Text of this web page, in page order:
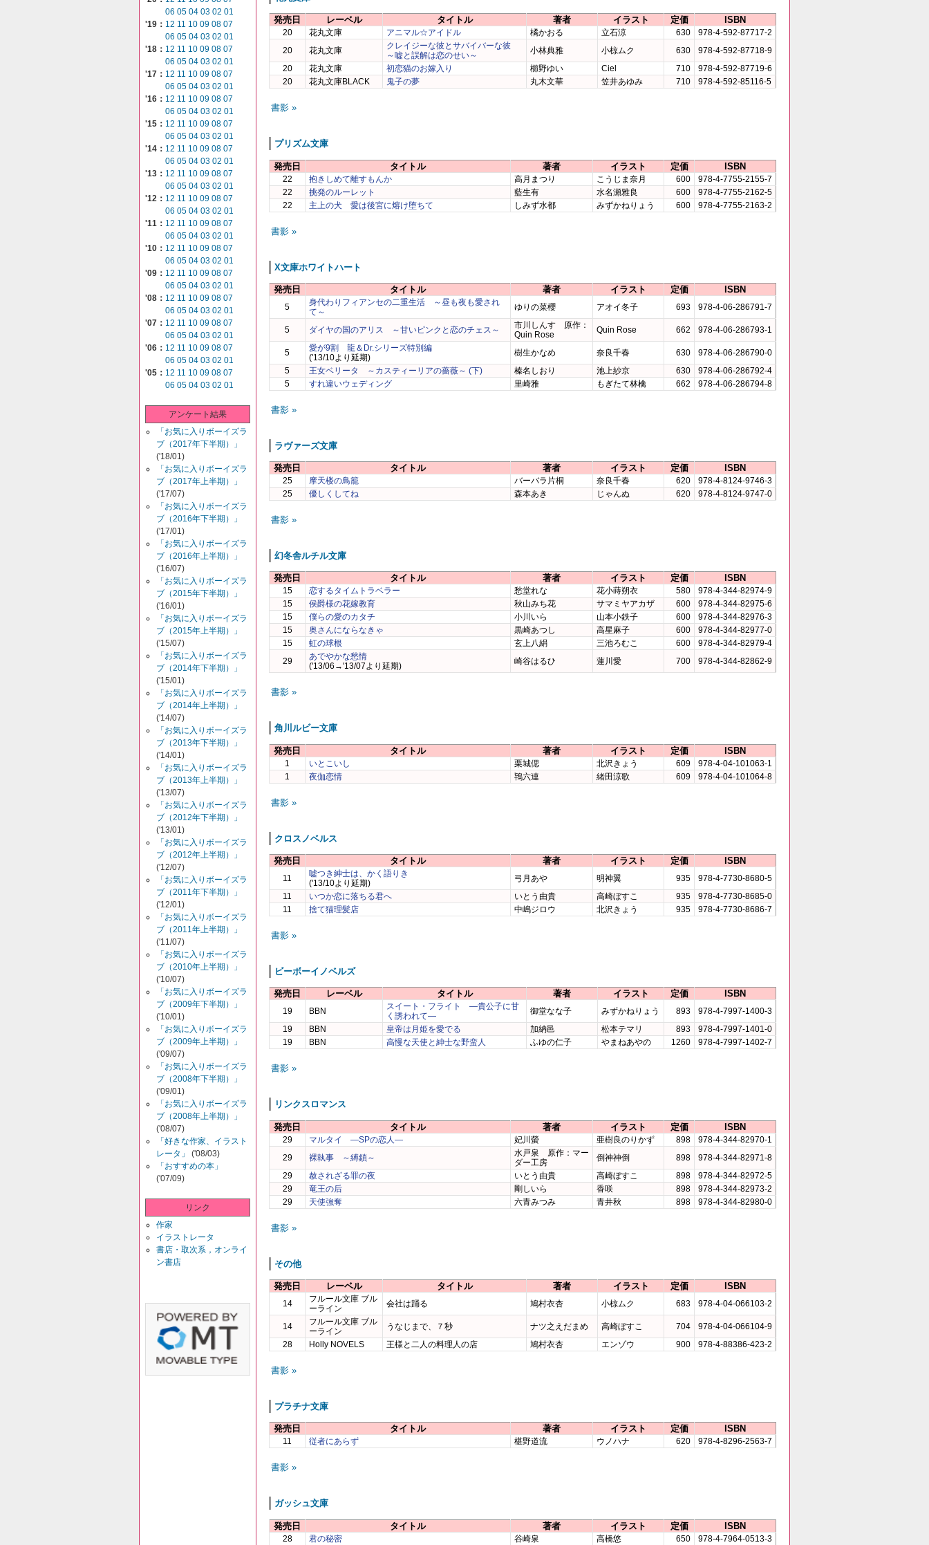
06 05 04 03 02 01
'19： 12 11 10 09 08 07
06 05 04 03 02 01
'18： 12 11 10 09 08 07
06 05 04 03 02 01
'17： 12 11 10 09 08 07
06 05 04 03 02 01
'16： 12 11 10 09 08 07
06 05 04 03 02 01
'15： 12 11 10 09 08 07
06 05 04 03 02 01
'14： 12 11 10 09 08 07
06 05 04 03 02 01
'13： 12 11 10 09 08 07
06 05 04 03 02 01
'12： 12 11 10 09 08 07
06 05 04 03 02 01
'11： 12 11 10 09 08 07
06 05 04 03 02 01
'10： 12 11 10 09 08 07
06 05 04 03 02 01
'09： 12 11 10 09 08 07
06 05 04 03 02 01
'08： 12 11 10 09 08 07
06 05 04 03 02 01
'07： 12 11 10 09 08 07
06 05 04 03 02 01
'06： 12 11 10 09 08 07
06 05 04 03 02 01
'05： 12 11 10 09 08 07
06 05 04 03 02 01
アンケート結果
「お気に入りボーイズラ
ブ（2017年下半期）」
('18/01)
「お気に入りボーイズラ
ブ（2017年上半期）」
('17/07)
「お気に入りボーイズラ
ブ（2016年下半期）」
('17/01)
「お気に入りボーイズラ
ブ（2016年上半期）」
('16/07)
「お気に入りボーイズラ
ブ（2015年下半期）」
('16/01)
「お気に入りボーイズラ
ブ（2015年上半期）」
('15/07)
「お気に入りボーイズラ
ブ（2014年下半期）」
('15/01)
「お気に入りボーイズラ
ブ（2014年上半期）」
('14/07)
「お気に入りボーイズラ
ブ（2013年下半期）」
('14/01)
「お気に入りボーイズラ
ブ（2013年上半期）」
('13/07)
「お気に入りボーイズラ
ブ（2012年下半期）」
('13/01)
「お気に入りボーイズラ
ブ（2012年上半期）」
('12/07)
「お気に入りボーイズラ
ブ（2011年下半期）」
('12/01)
「お気に入りボーイズラ
ブ（2011年上半期）」
('11/07)
「お気に入りボーイズラ
ブ（2010年上半期）」
('10/07)
「お気に入りボーイズラ
ブ（2009年下半期）」
('10/01)
「お気に入りボーイズラ
ブ（2009年上半期）」
('09/07)
「お気に入りボーイズラ
ブ（2008年下半期）」
('09/01)
「お気に入りボーイズラ
ブ（2008年上半期）」
('08/07)
「好きな作家、イラスト
レータ」
('08/03)
「おすすめの本」
('07/09)
リンク
作家
イラストレータ
書店・取次系，オンライ
ン書店
発売日 レーベル タイトル 著者 イラスト 定価 ISBN
20 花丸文庫 アニマル☆アイドル 橘かおる 立石涼 630
978-4-592-87717-2
20
花丸文庫
クレイジーな彼とサバイバーな彼
～嘘と誤解は恋のせい～
小林典雅 小椋ムク 630
978-4-592-87718-9
20
花丸文庫 初恋猫のお嫁入り 櫛野ゆい Ciel 710
978-4-592-87719-6
20
花丸文庫BLACK 鬼子の夢 丸木文華 笠井あゆみ 710 978-4-592-85116-5
書影 »
プリズム文庫
発売日 タイトル 著者 イラスト 定価 ISBN
22 抱きしめて離すもんか 高月まつり こうじま奈月 600
978-4-7755-2155-7
22
挑発のルーレット 藍生有 水名瀬雅良 600
978-4-7755-2162-5
22
主上の犬 愛は後宮に熔け堕ちて しみず水都 みずかねりょう 600 978-4-7755-2163-2
書影 »
X文庫ホワイトハート
発売日 タイトル 著者 イラスト 定価 ISBN
5
身代わりフィアンセの二重生活 ～昼も夜も愛され
て～
ゆりの菜櫻 アオイ冬子 693 978-4-06-286791-7
5 ダイヤの国のアリス ～甘いピンクと恋のチェス～
市川しんす 原作：
Quin Rose
Quin Rose 662 978-4-06-286793-1
5
愛が9割 龍＆Dr.シリーズ特別編
('13/10より延期)
樹生かなめ 奈良千春 630
978-4-06-286790-0
5
王女ベリータ ～カスティーリアの薔薇～ (下) 榛名しおり 池上紗京 630
978-4-06-286792-4
5
すれ違いウェディング 里崎雅 もぎたて林檎 662 978-4-06-286794-8
書影 »
ラヴァーズ文庫
発売日 タイトル 著者 イラスト 定価 ISBN
25 摩天楼の鳥籠 バーバラ片桐 奈良千春 620
978-4-8124-9746-3
25
優しくしてね 森本あき じゃんぬ 620 978-4-8124-9747-0
書影 »
幻冬舎ルチル文庫
発売日 タイトル 著者 イラスト 定価 ISBN
15 恋するタイムトラベラー 愁堂れな 花小蒔朔衣 580
978-4-344-82974-9
15
侯爵様の花嫁教育 秋山みち花 サマミヤアカザ 600
978-4-344-82975-6
15
僕らの愛のカタチ 小川いら 山本小鉄子 600
978-4-344-82976-3
15
奥さんにならなきゃ 黒崎あつし 高星麻子 600
978-4-344-82977-0
15
虹の球根 玄上八絹 三池ろむこ 600
978-4-344-82979-4
29
あでやかな愁情
('13/06→'13/07より延期)
崎谷はるひ 蓮川愛 700 978-4-344-82862-9
書影 »
角川ルビー文庫
発売日 タイトル 著者 イラスト 定価 ISBN
1 いとこいし 栗城偲 北沢きょう 609
978-4-04-101063-1
1
夜伽恋情 鴇六連 緒田涼歌 609 978-4-04-101064-8
書影 »
クロスノベルス
発売日 タイトル 著者 イラスト 定価 ISBN
11
嘘つき紳士は、かく語りき
('13/10より延期)
弓月あや 明神翼 935
978-4-7730-8680-5
11
いつか恋に落ちる君へ いとう由貴 高崎ぼすこ 935
978-4-7730-8685-0
11
捨て猫理髪店 中嶋ジロウ 北沢きょう 935 978-4-7730-8686-7
書影 »
ビーボーイノベルズ
発売日 レーベル タイトル 著者 イラスト 定価 ISBN
19 BBN
スイート・フライト ―貴公子に甘
く誘われて―
御堂なな子 みずかねりょう 893
978-4-7997-1400-3
19
BBN 皇帝は月姫を愛でる 加納邑 松本テマリ 893
978-4-7997-1401-0
19
BBN 高慢な天使と紳士な野蛮人 ふゆの仁子 やまねあやの 1260 978-4-7997-1402-7
書影 »
リンクスロマンス
発売日 タイトル 著者 イラスト 定価 ISBN
29 マルタイ ―SPの恋人― 妃川螢 亜樹良のりかず 898
978-4-344-82970-1
29
裸執事 ～縛鎖～
水戸泉 原作：マー
ダー工房
倒神神倒 898
978-4-344-82971-8
29
赦されざる罪の夜 いとう由貴 高崎ぼすこ 898
978-4-344-82972-5
29
竜王の后 剛しいら 香咲 898
978-4-344-82973-2
29
天使強奪 六青みつみ 青井秋 898 978-4-344-82980-0
書影 »
その他
発売日 レーベル タイトル 著者 イラスト 定価 ISBN
14
フルール文庫 ブル
ーライン
会社は踊る 鳩村衣杏 小椋ムク 683 978-4-04-066103-2
14
フルール文庫 ブル
ーライン
うなじまで、７秒 ナツ之えだまめ 高崎ぼすこ 704
978-4-04-066104-9
28
Holly NOVELS 王様と二人の料理人の店 鳩村衣杏 エンゾウ 900 978-4-88386-423-2
書影 »
プラチナ文庫
発売日 タイトル 著者 イラスト 定価 ISBN
11 従者にあらず 椹野道流 ウノハナ 620 978-4-8296-2563-7
書影 »
ガッシュ文庫
発売日 タイトル 著者 イラスト 定価 ISBN
28 君の秘密 谷崎泉 高橋悠 650 978-4-7964-0513-3